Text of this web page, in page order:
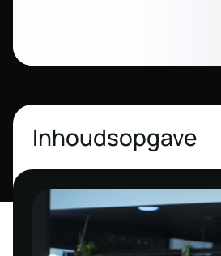
Inhoudsopgave